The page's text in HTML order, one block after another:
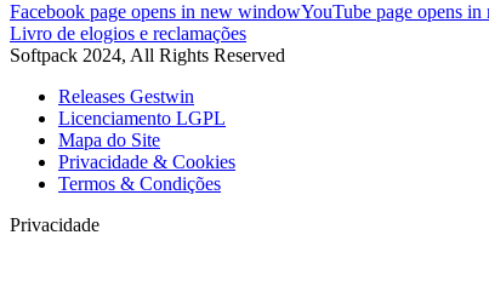
Facebook page opens in new windowYouTube page opens
Livro de elogios e reclamações
Softpack 2024, All Rights Reserved
Releases Gestwin
Licenciamento LGPL
Mapa do Site
Privacidade & Cookies
Termos & Condições
Privacidade